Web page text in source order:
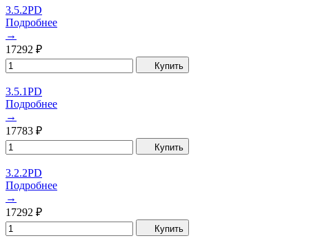
3.5.2PD
Подробнее
→
17292 ₽
Купить
3.5.1PD
Подробнее
→
17783 ₽
Купить
3.2.2PD
Подробнее
→
17292 ₽
Купить